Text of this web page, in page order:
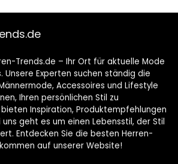
Trends.de – Ihr Ort für aktuelle Mode
Unsere Experten suchen ständig die
Accessoires und Lifestyle
Ihren persönlichen Stil zu
Inspiration, Produktempfehlungen
geht es um einen Lebensstil, der Stil
Entdecken Sie die besten Herren-
auf unserer Website!